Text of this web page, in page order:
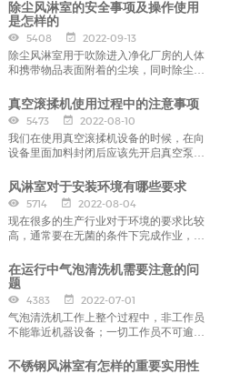
除尘风淋室的安全事项及操作使用
是怎样的
5408
2022-09-13
除尘风淋室用于吹除进入净化厂房的人体
和携带物品表面附着的尘埃，同时除尘风
气进入洁净区域，
真空滚揉机使用过程中的注意事项
5473
2022-08-10
我们在使用真空滚揉机设备的时候，在向
设备里面加料封闭后应该先开启真空泵抽
风淋室对于安装环境有哪些要求
5714
2022-08-04
现在很多的生产行业对于环境的要求比较
高，通常要在无菌的条件下完成作业，以
使用风淋室。
在运行中气泡清洗机需要注意的问
题
4383
2022-07-01
气泡清洗机工作上整个过程中，非工作员
不能靠近机器设备；一切工作员不可逾越
量立刻停止运作，
不锈钢风淋室有怎样的重要实用性